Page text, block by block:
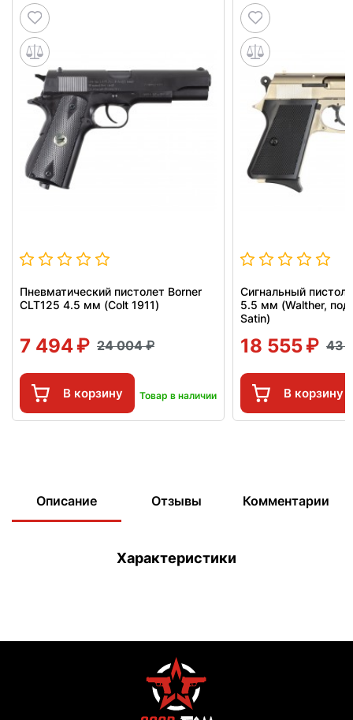
Пневматический пистолет Borner
CLT125 4.5 мм (Colt 1911)
7 494 24 004
В корзину Товар в наличии
Сигнальный
5.5 мм (Walther, под
Satin)
18 555 43
В корзину
Описание Отзывы Комментарии
Характеристики